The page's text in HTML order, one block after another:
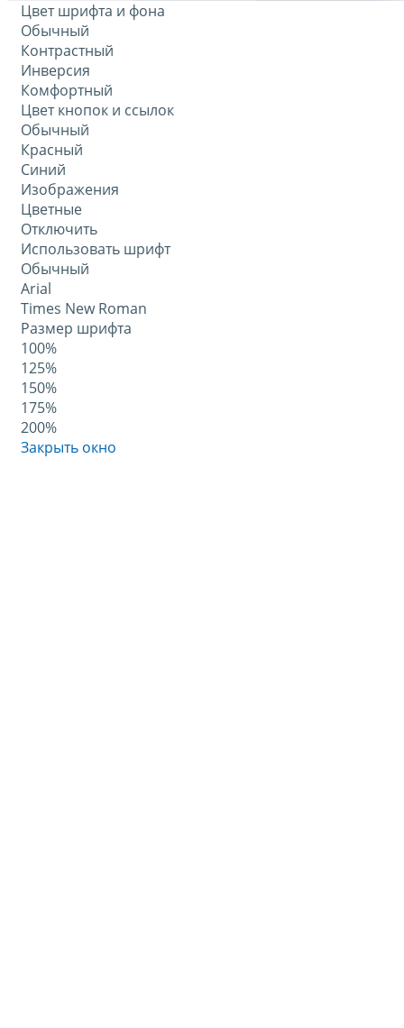
Цвет шрифта и фона
Обычный
Контрастный
Инверсия
Комфортный
Цвет кнопок и ссылок
Обычный
Красный
Синий
Изображения
Цветные
Отключить
Использовать шрифт
Обычный
Arial
Times New Roman
Размер шрифта
100%
125%
150%
175%
200%
Закрыть окно